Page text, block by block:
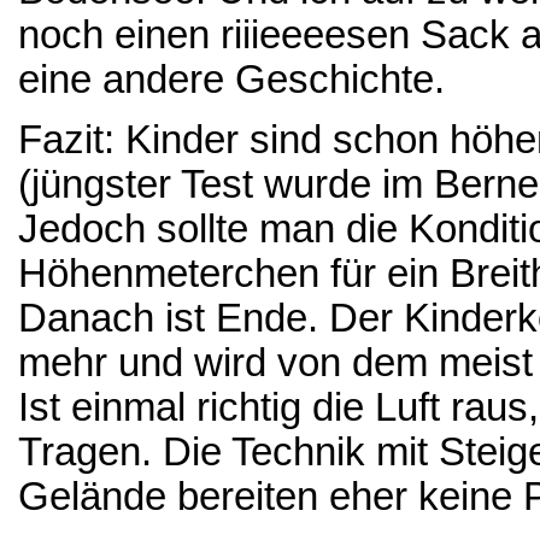
noch einen riiieeeesen Sack
eine andere Geschichte.
Fazit: Kinder sind schon
(jüngster Test wurde im
Jedoch sollte man die
Höhenmeterchen für ein
Danach ist Ende. Der
mehr und wird von dem
Ist einmal richtig die Luft
Tragen. Die Technik mit
Gelände bereiten eher keine